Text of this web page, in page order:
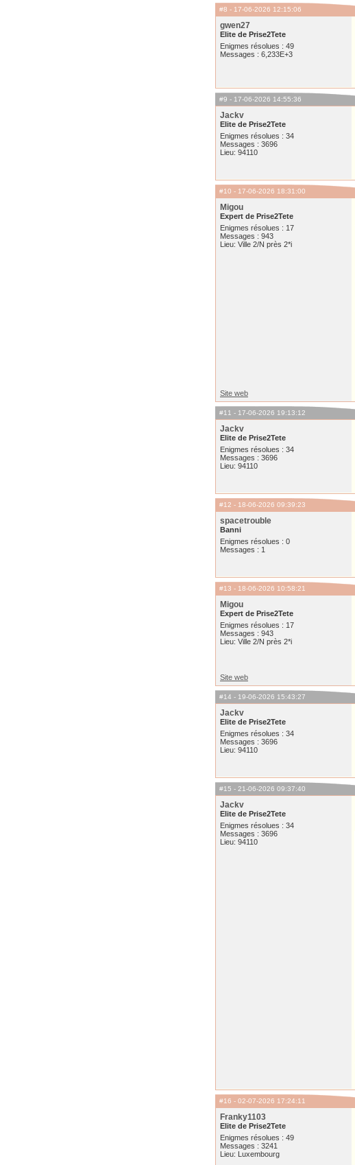
#8 - 17-06-2026 12:15:06
gwen27
Elite de Prise2Tete
Enigmes résolues : 49
Messages : 6,233E+3
#9 - 17-06-2026 14:55:36
Jackv
Elite de Prise2Tete
Enigmes résolues : 34
Messages : 3696
Lieu: 94110
#10 - 17-06-2026 18:31:00
Migou
Expert de Prise2Tete
Enigmes résolues : 17
Messages : 943
Lieu: Ville 2/N près 2*i
Site web
#11 - 17-06-2026 19:13:12
Jackv
Elite de Prise2Tete
Enigmes résolues : 34
Messages : 3696
Lieu: 94110
#12 - 18-06-2026 09:39:23
spacetrouble
Banni
Enigmes résolues : 0
Messages : 1
#13 - 18-06-2026 10:58:21
Migou
Expert de Prise2Tete
Enigmes résolues : 17
Messages : 943
Lieu: Ville 2/N près 2*i
Site web
#14 - 19-06-2026 15:43:27
Jackv
Elite de Prise2Tete
Enigmes résolues : 34
Messages : 3696
Lieu: 94110
#15 - 21-06-2026 09:37:40
Jackv
Elite de Prise2Tete
Enigmes résolues : 34
Messages : 3696
Lieu: 94110
#16 - 02-07-2026 17:24:11
Franky1103
Elite de Prise2Tete
Enigmes résolues : 49
Messages : 3241
Lieu: Luxembourg